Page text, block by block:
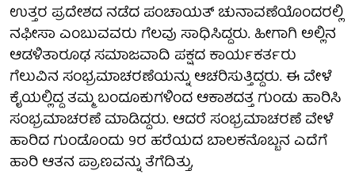
ಉತ್ತರ ಪ್ರದೇಶದ ನಡೆದ ಪಂಚಾಯತ್ ಚುನಾವಣೆಯೊಂದರಲ್ಲಿ
ನಫೀಸಾ ಎಂಬುವವರು ಗೆಲವು ಸಾಧಿಸಿದ್ದರು. ಹೀಗಾಗಿ ಅಲ್ಲಿನ
ಆಡಳಿತಾರೂಢ ಸಮಾಜವಾದಿ ಪಕ್ಷದ ಕಾರ್ಯಕರ್ತರು
ಗೆಲುವಿನ ಸಂಭ್ರಮಾಚರಣೆಯನ್ನು ಆಚರಿಸುತ್ತಿದ್ದರು. ಈ ವೇಳೆ
ಕೈಯಲ್ಲಿದ್ದ ತಮ್ಮ ಬಂದೂಕುಗಳಿಂದ ಆಕಾಶದತ್ತ ಗುಂಡು ಹಾರಿಸಿ
ಸಂಭ್ರಮಾಚರಣೆ ಮಾಡಿದ್ದರು. ಆದರೆ ಸಂಭ್ರಮಾಚರಣೆ ವೇಳೆ
ಹಾರಿದ ಗುಂಡೊಂದು 9ರ ಹರೆಯದ ಬಾಲಕನೊಬ್ಬನ ಎದೆಗೆ
ಹಾರಿ ಆತನ ಪ್ರಾಣವನ್ನು ತೆಗೆದಿತ್ತು,